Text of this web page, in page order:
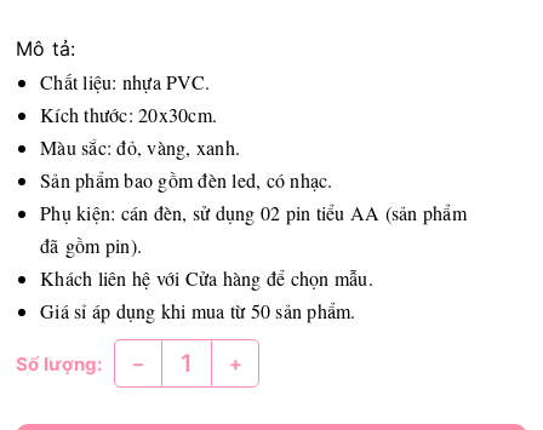
Mô tả:
Chất liệu: nhựa PVC.
Kích thước: 20x30cm.
Màu sắc: đỏ, vàng, xanh.
Sản phẩm bao gồm đèn led, có nhạc.
Phụ kiện: cán đèn, sử dụng 02 pin tiểu AA (sản phẩm
đã gồm pin).
Khách liên hệ với Cửa hàng để chọn mẫu.
Giá sỉ áp dụng khi mua từ 50 sản phẩm.
Số lượng: – +